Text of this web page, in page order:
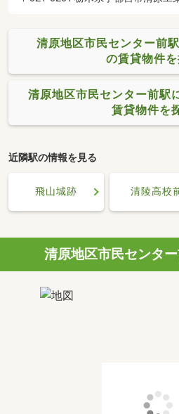
清原地区市民センター前
の賃貸物件
清原地区市民センター前駅
賃貸物件を
近隣駅の情報を見る
飛山城跡 清陵高校
清原地区市民センタ